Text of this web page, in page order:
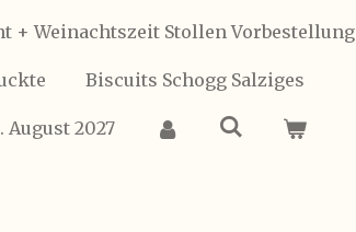
+ Weinachtszeit Stollen Vorbestellung
Biscuits Schogg Salziges
August 2027